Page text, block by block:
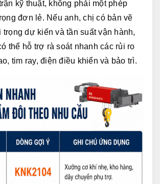
kỹ thuật, không phải một phép
đơn lẻ. Nếu anh, chị có bản vẽ
dự kiến và tần suất vận hành,
thể hỗ trợ rà soát nhanh các rủi ro
tim ray, điện điều khiển và bảo trì.